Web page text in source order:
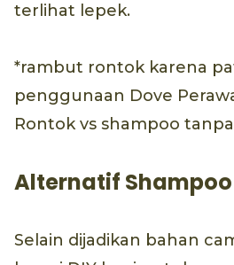
terlihat lepek.
*rambut rontok karena
penggunaan Dove
Rontok vs shampoo
Alternatif Shampoo
Selain dijadikan bahan